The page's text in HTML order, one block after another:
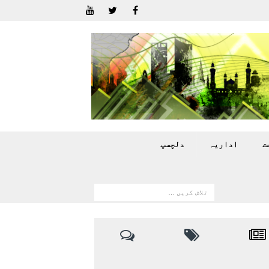
اداريہ دلچسپ